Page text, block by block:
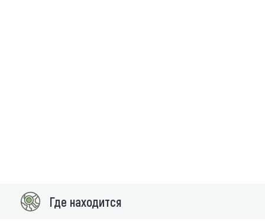
Где находится